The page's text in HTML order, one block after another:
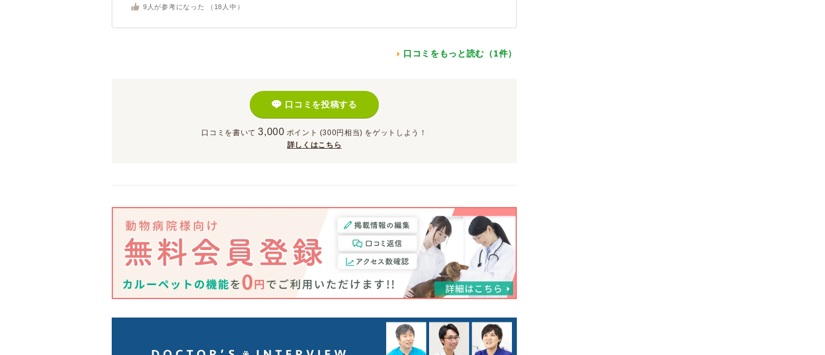
9 人が参考になった （ 18 人中）
口コミをもっと読む（1件）
口コミを投稿する
口コミを書いて 3,000 ポイント (300円相当) をゲットしよう！
詳しくはこちら